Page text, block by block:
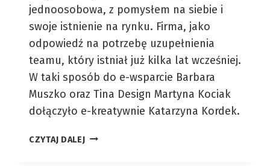
jednoosobowa, z pomysłem na siebie i
swoje istnienie na rynku. Firma, jako
odpowiedź na potrzebę uzupełnienia
teamu, który istniał już kilka lat wcześniej.
W taki sposób do e-wsparcie Barbara
Muszko oraz Tina Design Martyna Kociak
dołączyło e-kreatywnie Katarzyna Kordek.
CZYTAJ DALEJNA